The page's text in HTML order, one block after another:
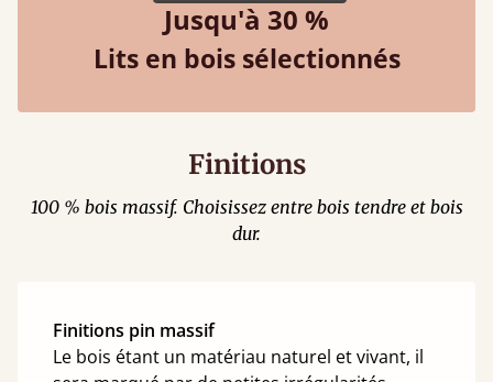
Jusqu'à 30 %
Lits en bois sélectionnés
Finitions
100 % bois massif. Choisissez entre bois tendre et bois
dur.
Finitions pin massif
Le bois étant un matériau naturel et vivant, il